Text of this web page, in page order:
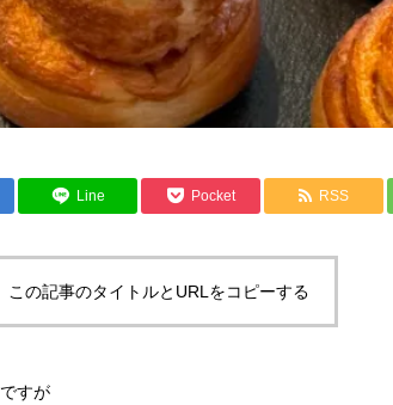
Line Pocket RSS
この記事のタイトルとURLをコピーする
すが